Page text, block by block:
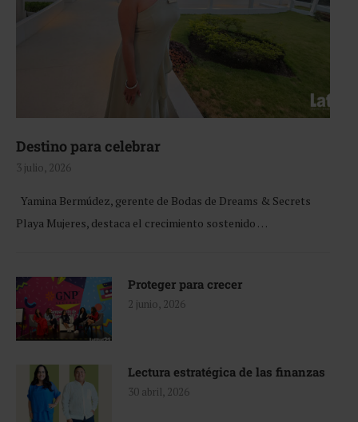
Destino para celebrar
3 julio, 2026
Yamina Bermúdez, gerente de Bodas de Dreams & Secrets
Playa Mujeres, destaca el crecimiento sostenido …
Proteger para crecer
2 junio, 2026
Lectura estratégica de las finanzas
30 abril, 2026